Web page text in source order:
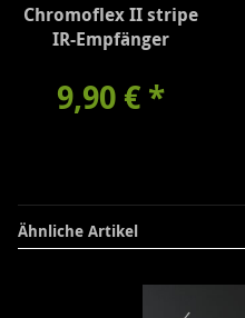
Chromoflex II stripe
IR-Empfänger
9,90 € *
Ähnliche Artikel